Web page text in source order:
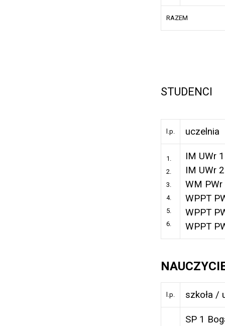
RAZEM
STUDENCI
l.p. uczelnia
1.
2.
3.
4.
5.
6.
IM UWr 1
IM UWr 2
WM PWr
WPPT
WPPT
WPPT
l.p. szkoła /
SP 1